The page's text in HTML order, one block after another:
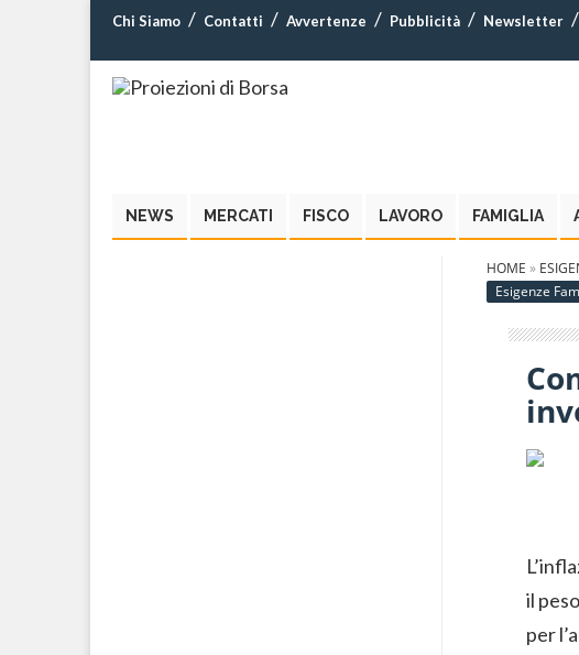
Chi Siamo Contatti Avvertenze Pubblicità Newsletter
NEWS MERCATI FISCO LAVORO FAMIGLIA
HOME »
Esigenze
il
per